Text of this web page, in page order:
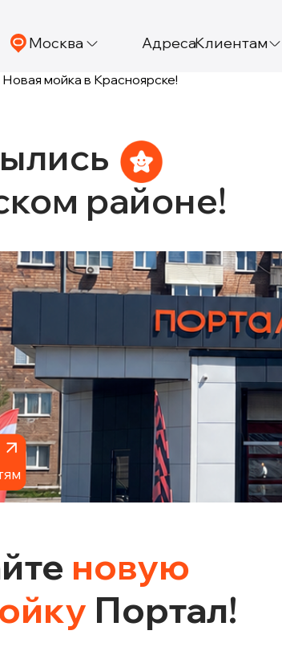
Москва АдресаКлиентам
Новая мойка в Красноярске!
районе!
новую
Портал!